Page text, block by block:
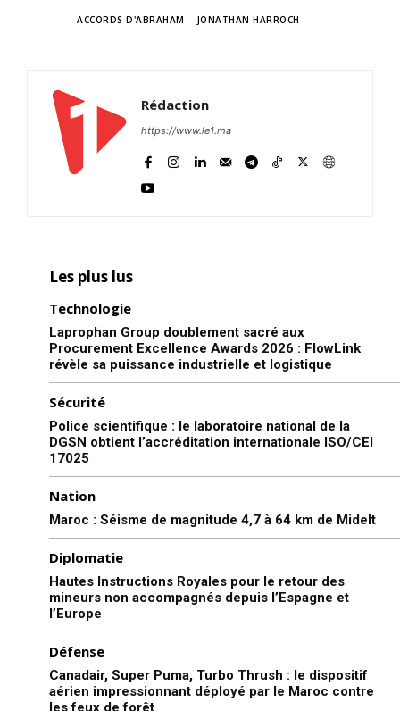
ACCORDS D'ABRAHAM JONATHAN HARROCH
Rédaction
https://www.le1.ma
Les plus lus
Technologie
Laprophan Group doublement sacré aux
Procurement Excellence Awards 2026 : FlowLink
révèle sa puissance industrielle et logistique
Sécurité
Police scientifique : le laboratoire national de la
DGSN obtient l’accréditation internationale ISO/CEI
17025
Nation
Maroc : Séisme de magnitude 4,7 à 64 km de Midelt
Diplomatie
Hautes Instructions Royales pour le retour des
mineurs non accompagnés depuis l’Espagne et
l’Europe
Défense
Canadair, Super Puma, Turbo Thrush : le dispositif
aérien impressionnant déployé par le Maroc contre
les feux de forêt